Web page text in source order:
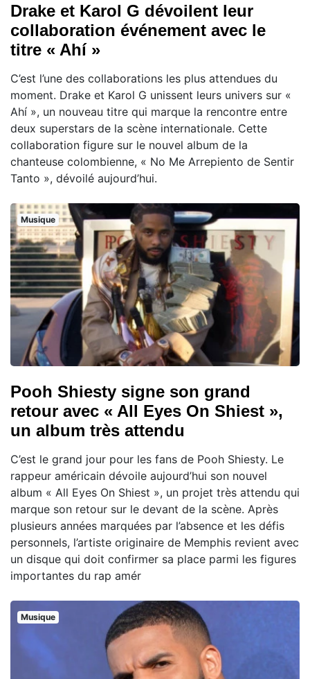
Drake et Karol G dévoilent leur
collaboration événement avec le
titre « Ahí »
C’est l’une des collaborations les plus attendues du
moment. Drake et Karol G unissent leurs univers sur «
Ahí », un nouveau titre qui marque la rencontre entre
deux superstars de la scène internationale. Cette
collaboration figure sur le nouvel album de la
chanteuse colombienne, « No Me Arrepiento de Sentir
Tanto », dévoilé aujourd’hui.
Musique
Pooh Shiesty signe son grand
retour avec « All Eyes On Shiest »,
un album très attendu
C’est le grand jour pour les fans de Pooh Shiesty. Le
rappeur américain dévoile aujourd’hui son nouvel
album « All Eyes On Shiest », un projet très attendu qui
marque son retour sur le devant de la scène. Après
plusieurs années marquées par l’absence et les défis
personnels, l’artiste originaire de Memphis revient avec
un disque qui doit confirmer sa place parmi les figures
importantes du rap amér
Musique